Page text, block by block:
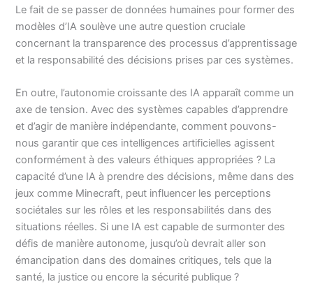
Le fait de se passer de données humaines pour former des
modèles d’IA soulève une autre question cruciale
concernant la transparence des processus d’apprentissage
et la responsabilité des décisions prises par ces systèmes.
En outre, l’autonomie croissante des IA apparaît comme un
axe de tension. Avec des systèmes capables d’apprendre
et d’agir de manière indépendante, comment pouvons-
nous garantir que ces intelligences artificielles agissent
conformément à des valeurs éthiques appropriées ? La
capacité d’une IA à prendre des décisions, même dans des
jeux comme Minecraft, peut influencer les perceptions
sociétales sur les rôles et les responsabilités dans des
situations réelles. Si une IA est capable de surmonter des
défis de manière autonome, jusqu’où devrait aller son
émancipation dans des domaines critiques, tels que la
santé, la justice ou encore la sécurité publique ?